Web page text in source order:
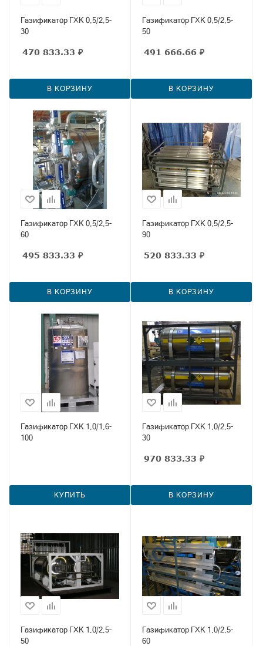
Газификатор ГХК 0,5/2,5-
30
470 833.33 ₽
В КОРЗИНУ
Газификатор ГХК 0,5/2,5-
50
491 666.66 ₽
В КОРЗИНУ
Газификатор ГХК 0,5/2,5-
60
495 833.33 ₽
В КОРЗИНУ
Газификатор ГХК 0,5/2,5-
90
520 833.33 ₽
В КОРЗИНУ
Газификатор ГХК 1,0/1,6-
100
КУПИТЬ
Газификатор ГХК 1,0/2,5-
30
970 833.33 ₽
В КОРЗИНУ
Газификатор ГХК 1,0/2,5-
50
Газификатор ГХК 1,0/2,5-
60